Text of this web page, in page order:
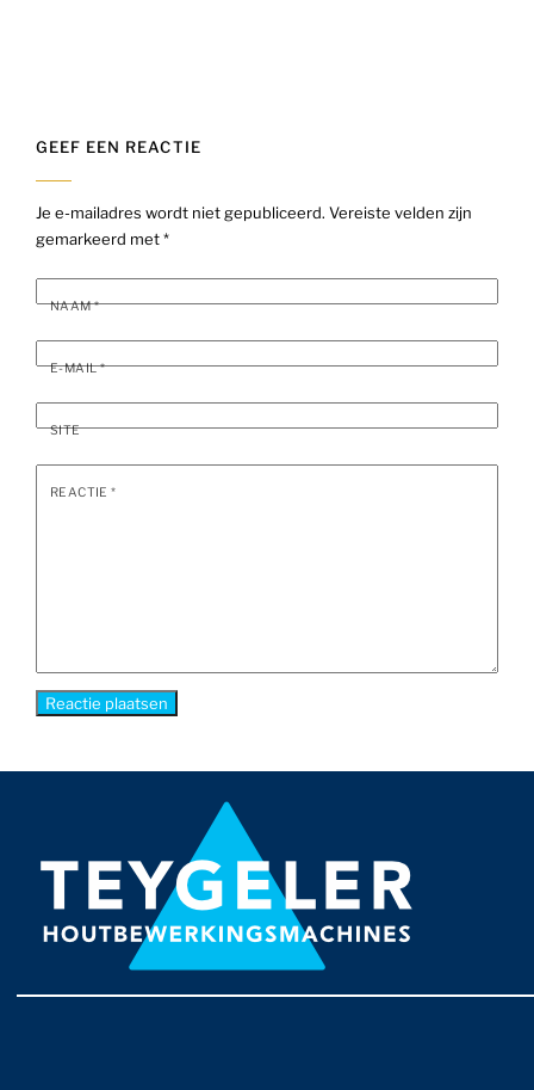
GEEF EEN REACTIE
Je e-mailadres wordt niet gepubliceerd. Vereiste velden zijn
gemarkeerd met*
NAAM*
E-MAIL*
SITE
REACTIE*